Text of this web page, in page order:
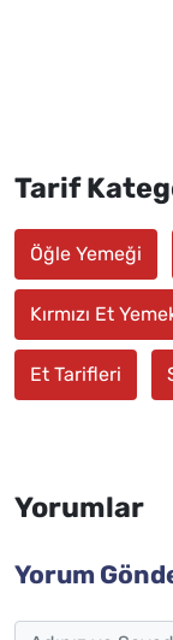
Tarif
Öğle Yemeği
Kırmızı Et
Et Tarifleri
Yorumlar
Yorum